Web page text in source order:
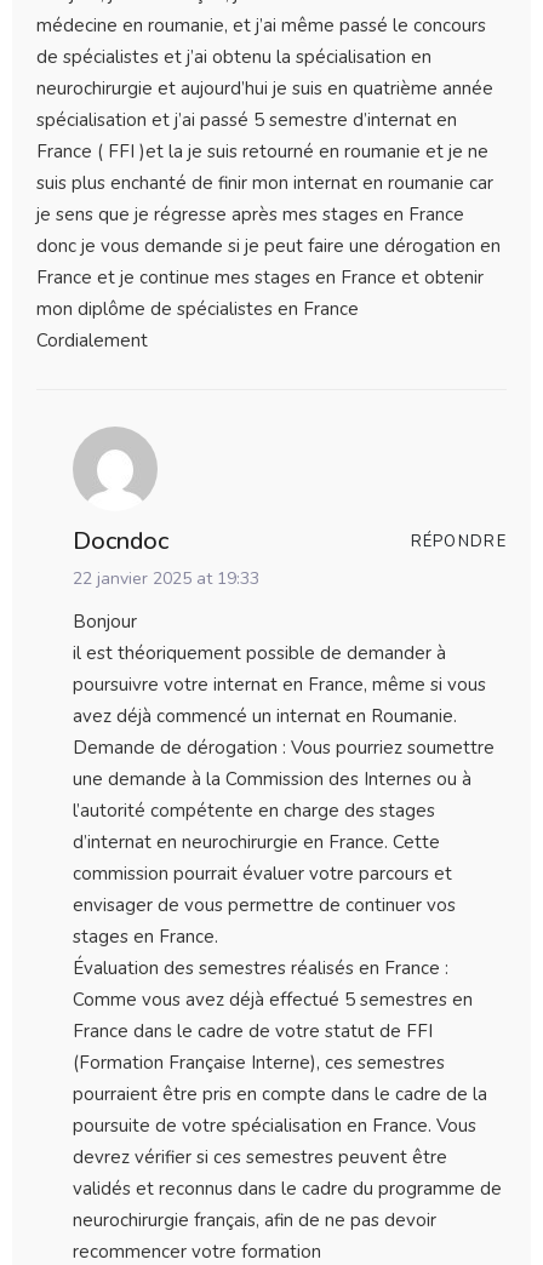
médecine en roumanie, et j’ai même passé le concours
de spécialistes et j’ai obtenu la spécialisation en
neurochirurgie et aujourd’hui je suis en quatrième année
spécialisation et j’ai passé 5 semestre d’internat en
France ( FFI )et la je suis retourné en roumanie et je ne
suis plus enchanté de finir mon internat en roumanie car
je sens que je régresse après mes stages en France
donc je vous demande si je peut faire une dérogation en
France et je continue mes stages en France et obtenir
mon diplôme de spécialistes en France
Cordialement
Docndoc
22 janvier 2025 at 19:33
Bonjour
il est théoriquement possible de demander à
poursuivre votre internat en France, même si vous
avez déjà commencé un internat en Roumanie.
Demande de dérogation : Vous pourriez soumettre
une demande à la Commission des Internes ou à
l’autorité compétente en charge des stages
d’internat en neurochirurgie en France. Cette
commission pourrait évaluer votre parcours et
envisager de vous permettre de continuer vos
stages en France.
Évaluation des semestres réalisés en France :
Comme vous avez déjà effectué 5 semestres en
France dans le cadre de votre statut de FFI
(Formation Française Interne), ces semestres
pourraient être pris en compte dans le cadre de la
poursuite de votre spécialisation en France. Vous
devrez vérifier si ces semestres peuvent être
validés et reconnus dans le cadre du programme de
neurochirurgie français, afin de ne pas devoir
recommencer votre formation
RÉPONDRE